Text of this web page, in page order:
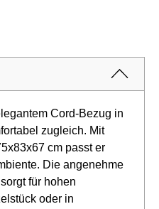
Cord-Bezug in
zugleich. Mit
cm passt er
Die angenehme
für hohen
oder in